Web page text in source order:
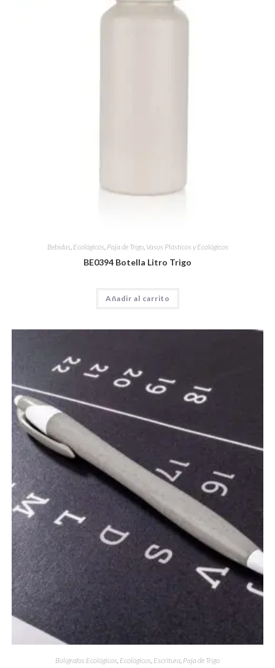
Bebidas, Ecológicos, Paja de Trigo, Vasos Plásticos y Ecológicos
BE0394 Botella Litro Trigo
Añadir al carrito
Bolígrafos Ecológicos Ecológicos Escritura Paja de Trigo